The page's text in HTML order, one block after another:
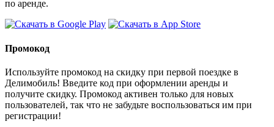
по аренде.
Промокод
Используйте промокод на скидку при первой поездке в
Делимобиль! Введите код при оформлении аренды и
получите скидку. Промокод активен только для новых
пользователей, так что не забудьте воспользоваться им при
регистрации!